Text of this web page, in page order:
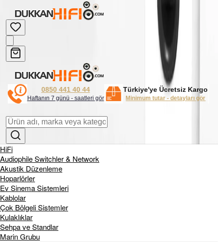
0850 441 40 44
Haftanın 7 günü - saatleri gör
Türkiye'ye Ücretsiz Kargo
Minimum tutar - detayları gör
HiFi
Audiophile Switchler & Network
Akustik Düzenleme
Hoparlörler
Ev Sinema Sistemleri
Kablolar
Çok Bölgeli Sistemler
Kulaklıklar
Sehpa ve Standlar
Marin Grubu